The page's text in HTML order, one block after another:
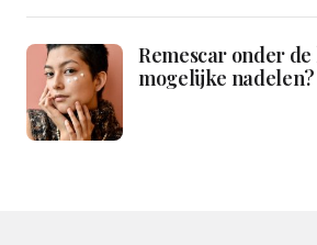
Remescar onder
mogelijke nadelen?